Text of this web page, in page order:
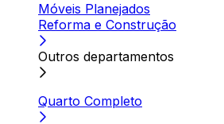
Móveis Planejados
Reforma e Construção
Outros departamentos
Quarto Completo